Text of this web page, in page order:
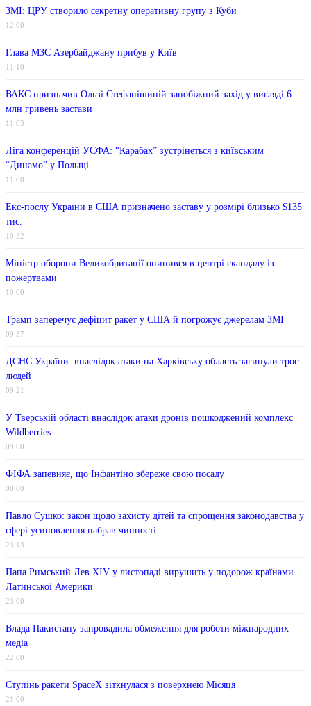
ЗМІ: ЦРУ створило секретну оперативну групу з Куби
12:00
Глава МЗС Азербайджану прибув у Київ
11:10
ВАКС призначив Ользі Стефанішиній запобіжний захід у вигляді 6
млн гривень застави
11:03
Ліга конференцій УЄФА: “Карабах” зустрінеться з київським
“Динамо” у Польщі
11:00
Екс-послу України в США призначено заставу у розмірі близько $135
тис.
10:32
Міністр оборони Великобританії опинився в центрі скандалу із
пожертвами
10:00
Трамп заперечує дефіцит ракет у США й погрожує джерелам ЗМІ
09:37
ДСНС України: внаслідок атаки на Харківську область загинули троє
людей
09:21
У Тверській області внаслідок атаки дронів пошкоджений комплекс
Wildberries
09:00
ФІФА запевняє, що Інфантіно збереже свою посаду
08:00
Павло Сушко: закон щодо захисту дітей та спрощення законодавства у
сфері усиновлення набрав чинності
23:13
Папа Римський Лев XIV у листопаді вирушить у подорож країнами
Латинської Америки
23:00
Влада Пакистану запровадила обмеження для роботи міжнародних
медіа
22:00
Ступінь ракети SpaceX зіткнулася з поверхнею Місяця
21:00